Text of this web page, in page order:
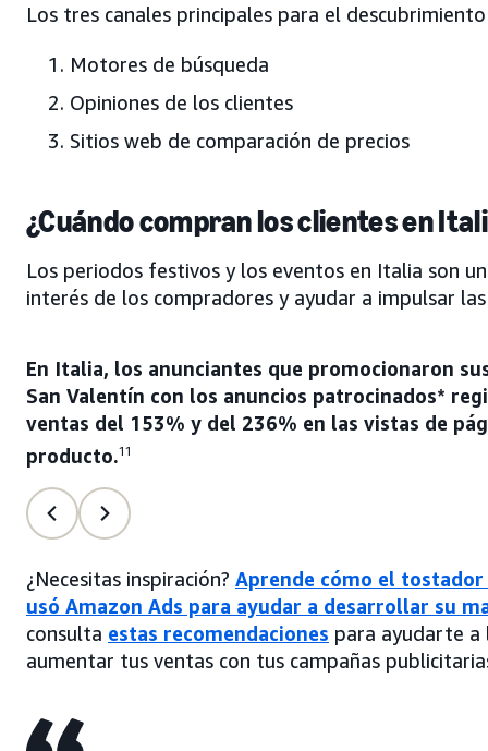
Los tres canales principales para el
Motores de búsqueda
Opiniones de los clientes
Sitios web de comparación de precios
¿Cuándo compran los clientes en
Los periodos festivos y los eventos en Italia son
interés de los compradores y ayudar a impulsar
En Italia, los anunciantes que promocionaron
San Valentín con los anuncios patrocinados*
ventas del 153% y del 236% en las vistas de
producto.11
¿Necesitas inspiración? Aprende cómo el
usó Amazon Ads para ayudar a desarrollar su
consulta estas recomendaciones para ayudarte a
aumentar tus ventas con tus campañas